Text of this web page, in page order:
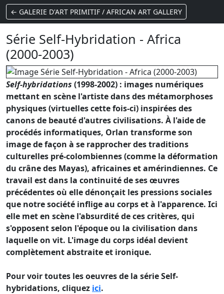
← GALERIE D'ART PRIMITIF / AFRICAN ART GALLERY
Série Self-Hybridation - Africa
(2000-2003)
Self-hybridations (1998-2002) : images numériques
mettant en scène l'artiste dans des métamorphoses
physiques (virtuelles cette fois-ci) inspirées des
canons de beauté d'autres civilisations. À l'aide de
procédés informatiques, Orlan transforme son
image de façon à se rapprocher des traditions
culturelles pré-colombiennes (comme la déformation
du crâne des Mayas), africaines et amérindiennes. Ce
travail est dans la continuité de ses œuvres
précédentes où elle dénonçait les pressions sociales
que notre société inflige au corps et à l'apparence. Ici
elle met en scène l'absurdité de ces critères, qui
s'opposent selon l'époque ou la civilisation dans
laquelle on vit. L'image du corps idéal devient
complètement abstraite et ironique.
Pour voir toutes les oeuvres de la série Self-
hybridations, cliquez ici.